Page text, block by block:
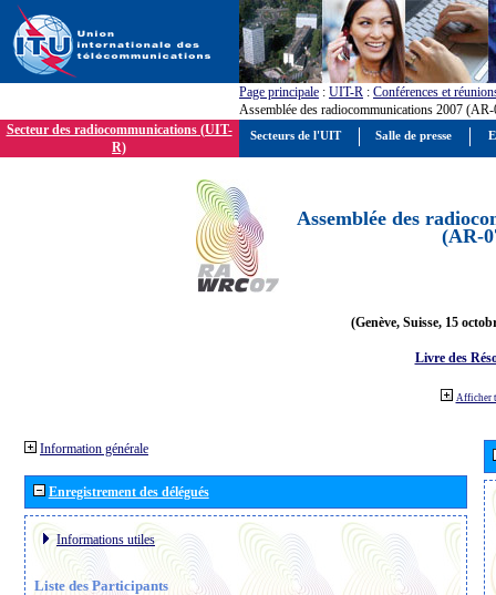
Page principale : UIT-R : Conférences et
Assemblée des radiocommunications 2007
Secteur des radiocommunications (UIT-
R)
Assemblée des
(AR-
(Genève, Suisse, 15
Livre des
Afficher
Information générale
Enregistrement des délégués
Informations utiles
Liste des Participants
Secteurs de l'UIT Salle de presse